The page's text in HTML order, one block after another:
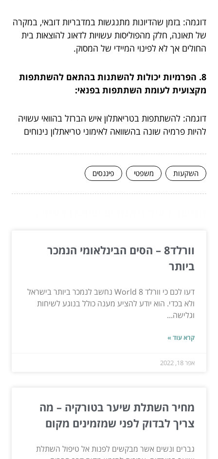
דוגמה: בזמן שהדיונות מתנגשות במדבריות דובאי, במקרה
של תאונה, חלק מהפוליסות עשויות לדאוג להוצאות בית
החולים אך לא לפינוי המיידי של המסוק.
8. הפרמיות יכולות להשתנות בהתאם להשתתפות
מקצועית לעומת השתתפות בפנאי:
דוגמה: להשתתפות בטריאתלון איש הברזל בהוואי עשויה
להיות פרמיה שונה בהשוואה לאימוני טריאתלון נינוחים
השקעות משפטי פיננסים
וורלד8 – הסים הבינלאומי הנמכר
ביותר
דעו לכם כי וורלד 8 World נחשב לנמכר ביותר בישראל
ולא בכדי. הוא יודע להציע מענה כולל בנוגע לשיחות
וגלישה...
קרא עוד »
אפר 18, 2022
מחיר השתלת שיער בטורקיה – מה
צריך לבדוק לפני שמזמינים מקום
גברים ונשים אשר מבקשים לפנות אל טיפול השתלת